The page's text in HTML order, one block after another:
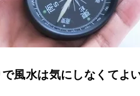
で風水は気にしなくてよ